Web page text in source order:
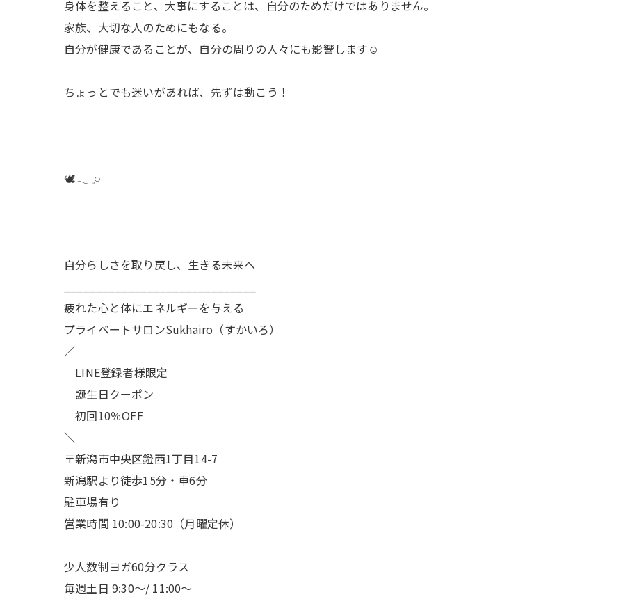
身体を整えること、大事にすることは、自分のためだけではありません。
家族、大切な人のためにもなる。
自分が健康であることが、自分の周りの人々にも影響します☺️
ちょっとでも迷いがあれば、先ずは動こう！
🕊️𓂃 𓈒𓏸
自分らしさを取り戻し、生きる未来へ
疲れた心と体にエネルギーを与える
プライベートサロンSukhairo（すかいろ）
／
LINE登録者様限定
誕生日クーポン
初回10％OFF
＼
〒新潟市中央区鐙西1丁目14-7
新潟駅より徒歩15分・車6分
駐車場有り
営業時間 10:00-20:30（月曜定休）
少人数制ヨガ60分クラス
毎週土日 9:30〜/ 11:00〜